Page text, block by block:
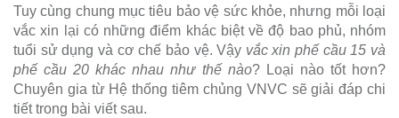
Tuy cùng chung mục tiêu bảo vệ sức khỏe, nhưng mỗi loại
vắc xin lại có những điểm khác biệt về độ bao phủ, nhóm
tuổi sử dụng và cơ chế bảo vệ. Vậy vắc xin phế cầu 15 và
phế cầu 20 khác nhau như thế nào? Loại nào tốt hơn?
Chuyên gia từ Hệ thống tiêm chủng VNVC sẽ giải đáp chi
tiết trong bài viết sau.